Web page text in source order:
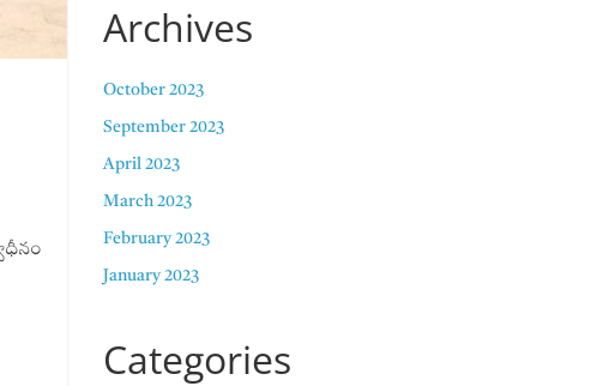
Archives
October 2023
September 2023
April 2023
March 2023
February 2023
January 2023
Categories